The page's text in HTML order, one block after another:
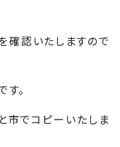
確認いたしますので
。
市でコピーいたしま